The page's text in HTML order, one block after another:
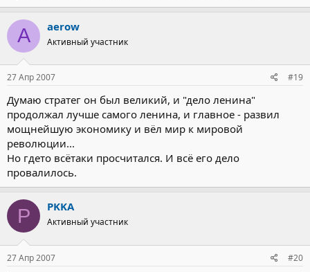
A aerow
Активный участник
27 Апр 2007 #19
Думаю стратег он был великий, и "дело ленина"
продолжал лучше самого ленина, и главное - развил
мощнейшую экономику и вёл мир к мировой
революции...
Но гдето всётаки просчитался. И всё его дело
провалилось.
P PKKA
Активный участник
27 Апр 2007 #20